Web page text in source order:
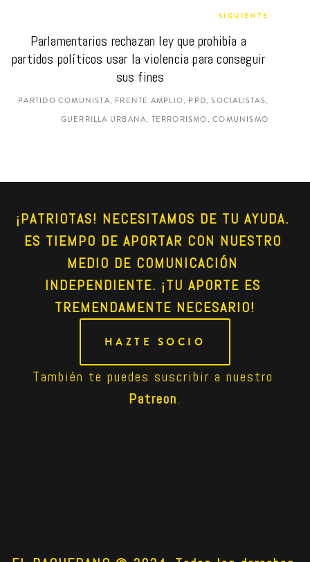
SIGUIENTE
Parlamentarios rechazan ley que prohibía a
partidos políticos usar la violencia para conseguir
sus fines
PARTIDO COMUNISTA, FRENTE AMPLIO, PPD, SOCIALISTAS,
GUERRILLA URBANA, TERRORISMO, COMUNISMO
¡PATRIOTAS! NECESITAMOS DE TU AYUDA.
ES TIEMPO DE APORTAR CON NUESTRO
MEDIO DE COMUNICACIÓN
INDEPENDIENTE. ¡TU APORTE ES
TREMENDAMENTE NECESARIO!
HAZTE SOCIO
Patreon.